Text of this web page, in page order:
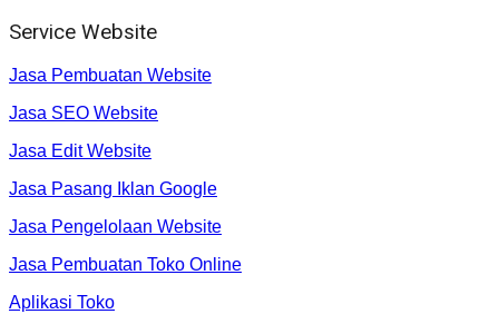
Service Website
Jasa Pembuatan Website
Jasa SEO Website
Jasa Edit Website
Jasa Pasang Iklan Google
Jasa Pengelolaan Website
Jasa Pembuatan Toko Online
Aplikasi Toko